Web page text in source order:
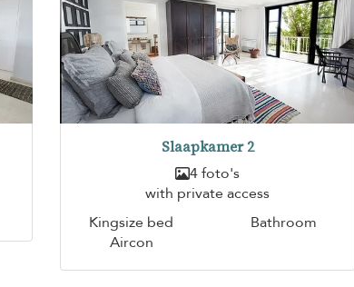
Slaapkamer 2
4 foto's
with private access
Kingsize bed
Bathroom
Aircon